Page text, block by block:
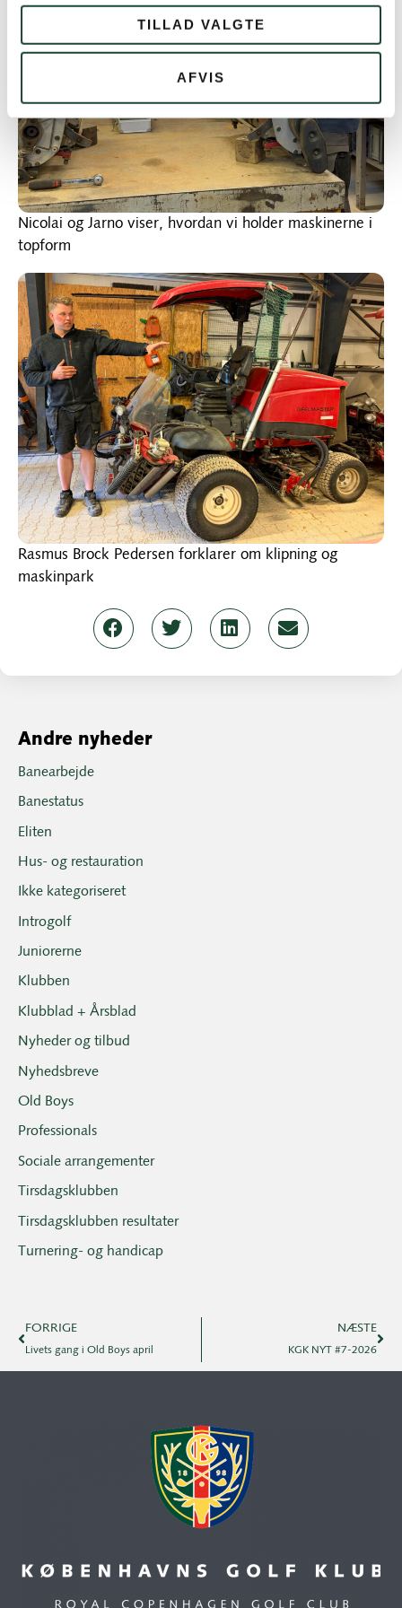
TILLAD VALGTE
AFVIS
Nicolai og Jarno viser, hvordan vi holder maskinerne i
topform
Rasmus Brock Pedersen forklarer om klipning og
maskinpark
Andre nyheder
Banearbejde
Banestatus
Eliten
Hus- og restauration
Ikke kategoriseret
Introgolf
Juniorerne
Klubben
Klubblad + Årsblad
Nyheder og tilbud
Nyhedsbreve
Old Boys
Professionals
Sociale arrangementer
Tirsdagsklubben
Tirsdagsklubben resultater
Turnering- og handicap
FORRIGE
Livets gang i Old Boys april
NÆSTE
KGK NYT #7-2026